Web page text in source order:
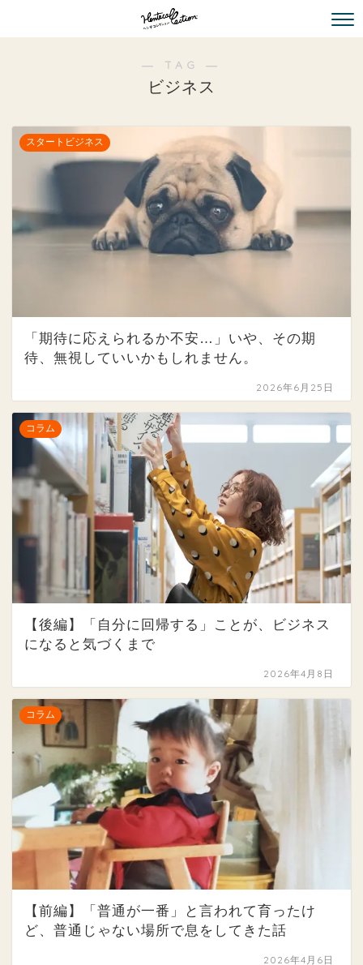
― TAG ―
ビジネス
スタートビジネス
「期待に応えられるか不安…」いや、その期
待、無視していいかもしれません。
2026年6月25日
コラム
【後編】「自分に回帰する」ことが、ビジネス
になると気づくまで
2026年4月8日
コラム
【前編】「普通が一番」と言われて育ったけ
ど、普通じゃない場所で息をしてきた話
2026年4月6日